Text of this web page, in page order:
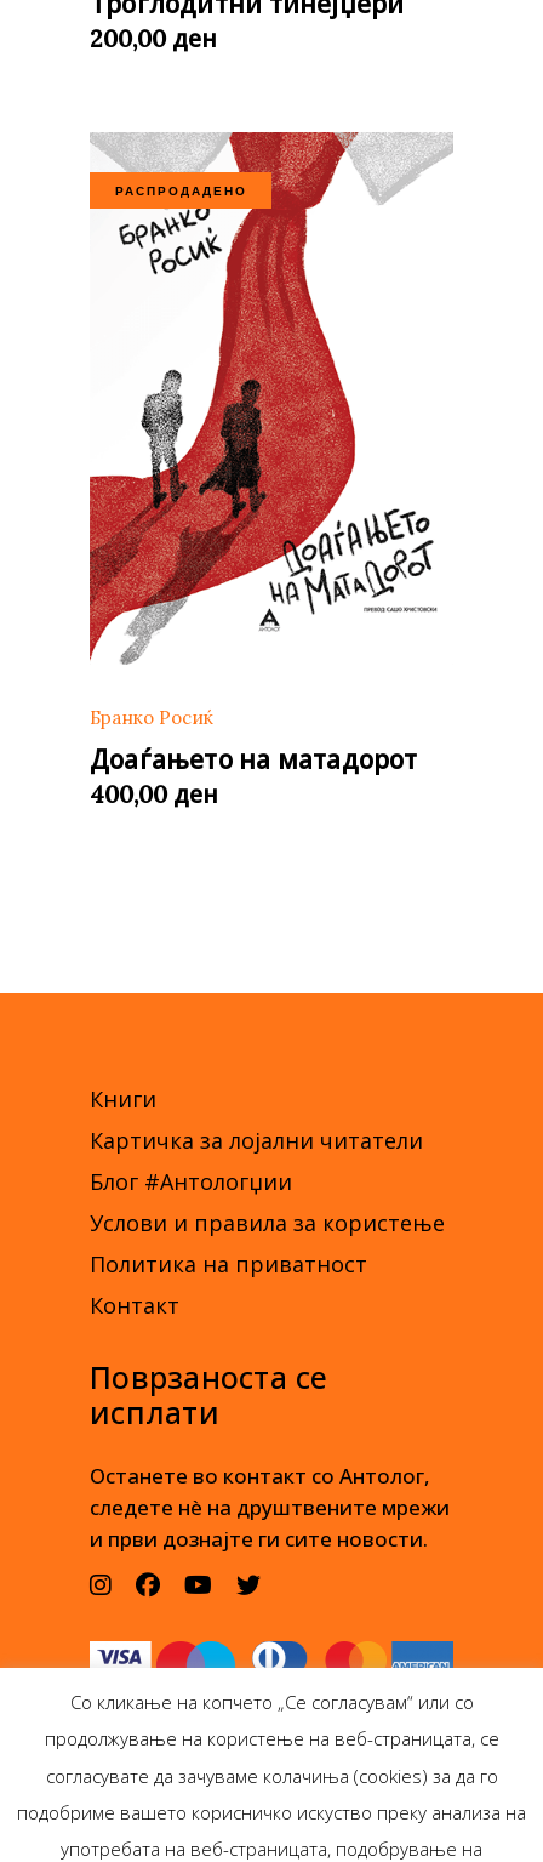
200,00 ден
РАСПРОДАДЕНО
Бранко Росиќ
Доаѓањето на матадорот
400,00 ден
Книги
Картичка за лојални читатели
Блог #Антологџии
Услови и правила за користење
Политика на приватност
Контакт
Поврзаноста се
исплати
Останете во контакт со Антолог,
следете нè на друштвените мрежи
и први дознајте ги сите новости.
Антолог Боокс дооел
Со кликање на копчето „Се согласувам“ или со
продолжување на користење на веб-страницата, се
согласувате да зачуваме колачиња (cookies) за да го
подобриме вашето корисничко искуство преку анализа на
употребата на веб-страницата, подобрување на